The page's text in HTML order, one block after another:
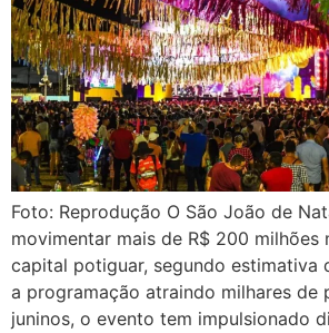
Foto: Reprodução O São João de
movimentar mais de R$ 200 milhões
capital potiguar, segundo estimativa
a programação atraindo milhares de
juninos, o evento tem impulsionado